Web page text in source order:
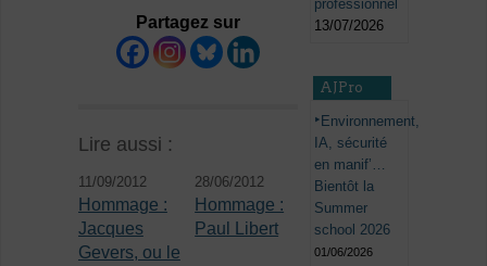
Partagez sur
Lire aussi :
11/09/2012
Hommage :
Jacques
Gevers, ou le
28/06/2012
Hommage :
Paul Libert
professionnel
13/07/2026
AJPro
Environnement,
IA, sécurité
en manif’…
Bientôt la
Summer
school 2026
01/06/2026